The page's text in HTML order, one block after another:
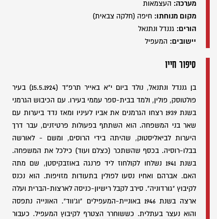
מערכה: העצמאות
מקום מנוחתו: חיפה (חלקה צבאית)
הורים: גננדל ונתנאל
יישובים: המעפיל
סיפור חייו
בן גננדל ונתנאל, נולד ביום י"א באייר תרפ"ד (15.5.1924) בעיר
פולטוסק, פולין, ולמד בבית-ספר עממי בעירו. עם הכיבוש הגרמני
בשנת 1939 רצחו הגרמנים את אביו לעיניו ומאז נדד ביערות עם
שאר בני המשפחה. הוא השתתף בפעולות פרטיזנים, עבר דרך
היערות לביאליסטוק, שהיתה בידי הרוסים, ומשם - לאורשה
בבלו-רוסיה. בכסף שהשתכר (כצלם ועוד) כילכל את המשפחה.
בשנת 1941 נשלחו לקולחוז ליד פרנגה באוזבקיסטן, שם מתה
האם. אברהם ואחיו נסעו לפולין בתעודות מזויפות. הוא נכנס
לקיבוץ "גורדוניה". סירב לקבל רישיון-כניסה לארצות-הברית ועלה
ארצה בשנת 1946 באוניית-המעפילים "וג'ווד". האונייה נתפסה
והוא נעצר בעתלית. כששוחרר הצטרף לקיבוץ המעפיל. כעבור